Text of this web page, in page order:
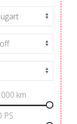
km
PS